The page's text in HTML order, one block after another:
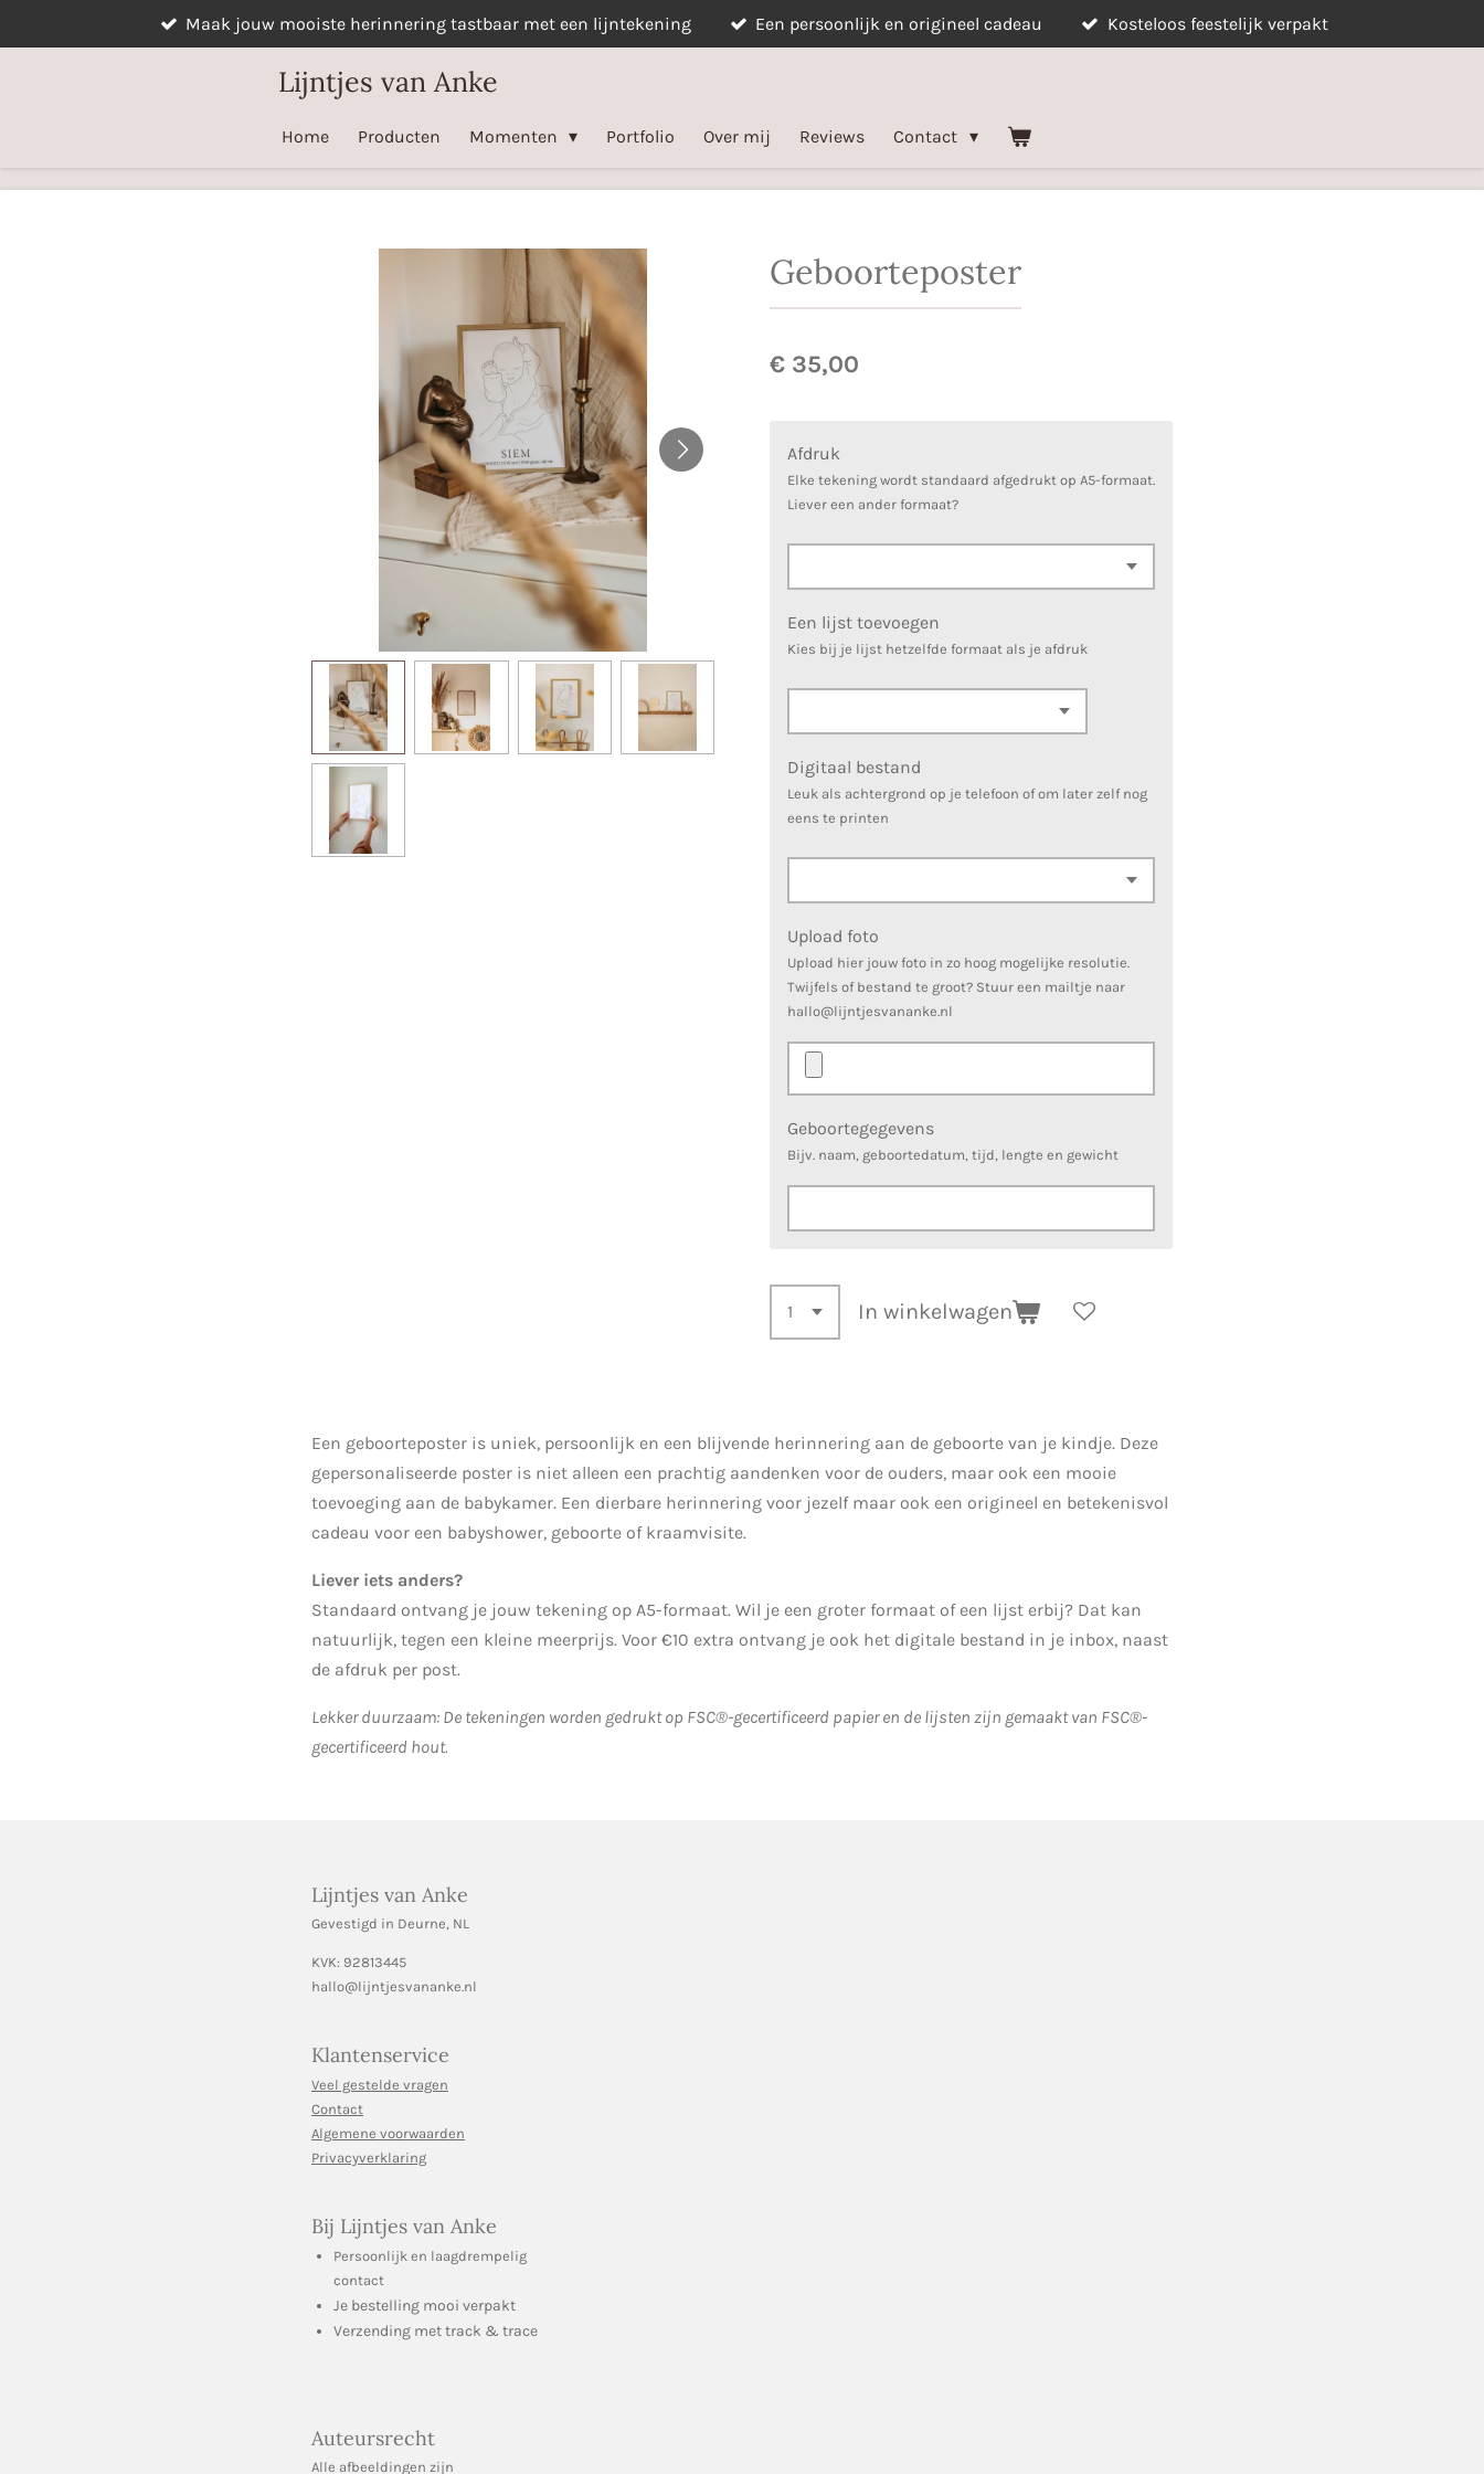
Maak jouw mooiste herinnering tastbaar met een lijntekening Een persoonlijk en origineel cadeau Kosteloos feestelijk verpakt
Lijntjes van Anke
Home Producten Momenten Portfolio Over mij Reviews Contact
Geboorteposter
€ 35,00
Afdruk
Elke tekening wordt standaard afgedrukt op A5-formaat.
Liever een ander formaat?
Een lijst toevoegen
Kies bij je lijst hetzelfde formaat als je afdruk
Digitaal bestand
Leuk als achtergrond op je telefoon of om later zelf nog
eens te printen
Upload foto
Upload hier jouw foto in zo hoog mogelijke resolutie.
Twijfels of bestand te groot? Stuur een mailtje naar
hallo@lijntjesvananke.nl
Geboortegegevens
Bijv. naam, geboortedatum, tijd, lengte en gewicht
In winkelwagen
Een geboorteposter is uniek, persoonlijk en een blijvende herinnering aan de geboorte van je kindje. Deze
gepersonaliseerde poster is niet alleen een prachtig aandenken voor de ouders, maar ook een mooie
toevoeging aan de babykamer. Een dierbare herinnering voor jezelf maar ook een origineel en betekenisvol
cadeau voor een babyshower, geboorte of kraamvisite.
Liever iets anders?
Standaard ontvang je jouw tekening op A5-formaat. Wil je een groter formaat of een lijst erbij? Dat kan
natuurlijk, tegen een kleine meerprijs. Voor €10 extra ontvang je ook het digitale bestand in je inbox, naast
de afdruk per post.
Lekker duurzaam: De tekeningen worden gedrukt op FSC®-gecertificeerd papier en de lijsten zijn gemaakt van FSC®-
gecertificeerd hout.
Lijntjes van Anke
Gevestigd in Deurne, NL
KVK: 92813445
hallo@lijntjesvananke.nl
Klantenservice
Veel gestelde vragen
Contact
Algemene voorwaarden
Privacyverklaring
Bij Lijntjes van Anke
Persoonlijk en laagdrempelig
contact
Je bestelling mooi verpakt
Verzending met track & trace
Auteursrecht
Alle afbeeldingen zijn